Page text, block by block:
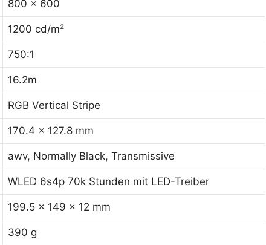
800 x 600
1200 cd/m²
750:1
16.2m
RGB Vertical Stripe
170.4 x 127.8 mm
awv, Normally Black, Transmissive
WLED 6s4p 70k Stunden mit LED-Treiber
199.5 x 149 x 12 mm
390 g